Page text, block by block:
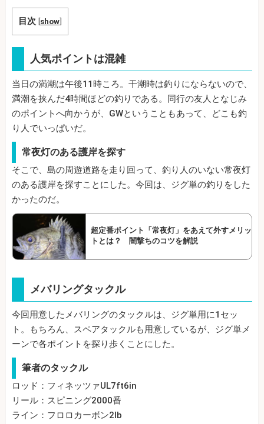
目次 [show]
人気ポイントは混雑
当日の満潮は午後11時ころ。干潮時は釣りにならないので、
満潮を挟んだ4時間ほどの釣りである。同行の友人となじみ
のポイントへ向かうが、GWということもあって、どこも釣
り人でいっぱいだ。
常夜灯のある護岸を探す
そこで、島の周遊道路を走り回って、釣り人のいない常夜灯
のある護岸を探すことにした。今回は、ジグ単の釣りをした
かったのだ。
超定番ポイント「常夜灯」をあえて外すメリッ
トとは？ 闇撃ちのコツを解説
メバリングタックル
今回用意したメバリングのタックルは、ジグ単用に1セッ
ト。もちろん、スペアタックルも用意しているが、ジグ単メ
ーンで各ポイントを探り歩くことにした。
筆者のタックル
ロッド：フィネッツァUL7ft6in
リール：スピニング2000番
ライン：フロロカーボン2lb